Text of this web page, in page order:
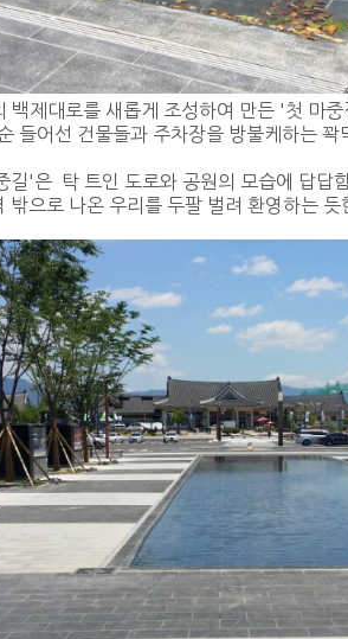
백제대로를 새롭게 조성하여 만든 '첫 마
들어선 건물들과 주차장을 방불케하는
길'은 탁 트인 도로와 공원의 모습에 답답
밖으로 나온 우리를 두팔 벌려 환영하는 듯